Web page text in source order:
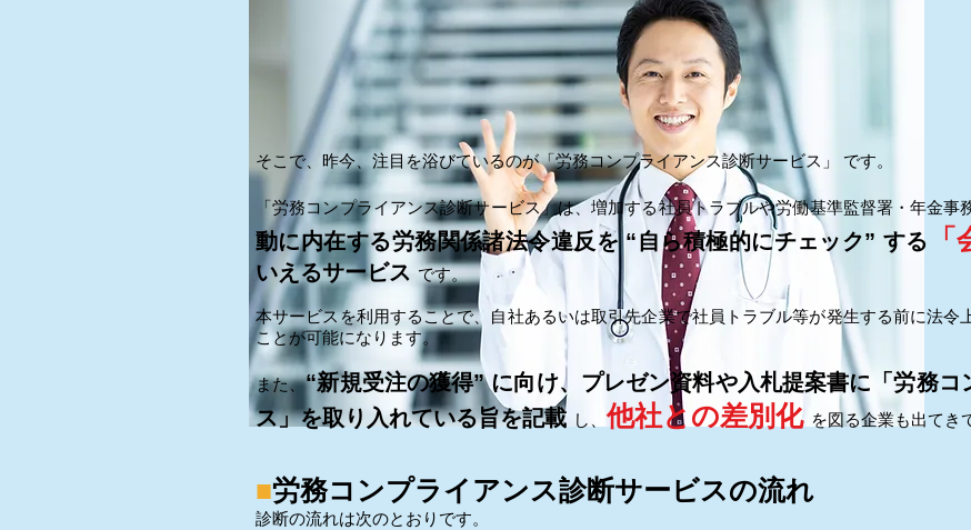
そこで、昨今、注目を浴びているのが「労務コンプライアンス診断サービス」 です。
「労務コンプライアンス診断サービス」は、増加する社員トラブルや労働基準監督署・年金事
動に内在する労務関係諸法令違反を “自ら積極的にチェック” する
いえるサービス です。
本サービスを利用することで、自社あるいは取引先企業で社員トラブル等が発生する前に法令
ことが可能になります。
また、“新規受注の獲得” に向け、プレゼン資料や入札提案書に「労務
ス」を取り入れている旨を記載 し、他社との差別化 を図る企業も出てき
■労務コンプライアンス診断サービスの流れ
診断の流れは次のとおりです。